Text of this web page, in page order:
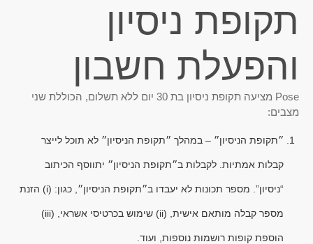
תקופת ניסיון
והפעלת חשבון
Pose מציעה תקופת ניסיון בת 30 יום ללא תשלום, הכוללת שני
מצבים:
״תקופת הניסיון״ – במהלך ״תקופת הניסיון״ לא תוכל לייצר
קבלות אמתיות. לקבלות ב״תקופת הניסיון״ יתווסף הכיתוב
“ניסיון”. מספר תכונות לא יעבדו ב״תקופת הניסיון״, כגון: (i) הזנת
מספר קבלה מותאם אישית, (ii) שימוש בכרטיסי אשראי, (iii)
הוספת קופות רושמות נוספות, ועוד.